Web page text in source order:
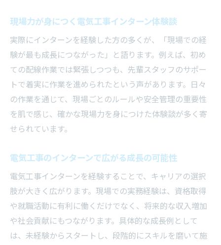
る理由
電気工事のプロが実践する現場対応術を学
ぶ
電気工事士を目指すならインターン体験が近道
電気工事士の資格取得に役立つインターン
の活用法
インターンで電気工事士への道を加速させ
る秘訣
がる理由
現場経験が電気工事士試験対策に活きるポ
イント
電気工事インターンで資格勉強が効率化す
る理由
現場力が身につく電気工事インターン体験談
実際にインターンを経験した方の多くが、「現場での経
験が最も成長につながった」と語ります。例えば、初め
ての配線作業では緊張しつつも、先輩スタッフのサポー
トで着実に作業を進められたという声があります。日々
の作業を通じて、現場ごとのルールや安全管理の重要性
を肌で感じ、確かな現場力を身につけた体験談が多く寄
せられています。
電気工事のインターンで広がる成長の可能性
電気工事インターンを経験することで、キャリアの選択
肢が大きく広がります。現場での実務経験は、資格取得
や就職活動に有利に働くだけでなく、将来的な収入増加
や社会貢献にもつながります。具体的な成長例として
は、未経験からスタートし、段階的にスキルを磨いて施